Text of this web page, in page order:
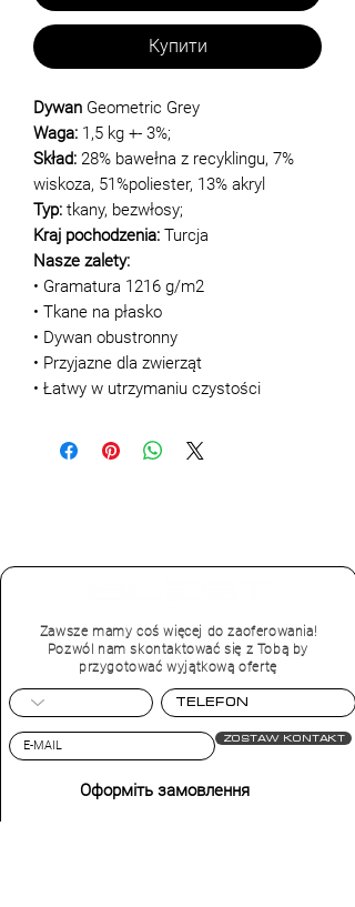
Купити
Dywan Geometric Grey
Waga: 1,5 kg +- 3%;
Skład: 28% bawełna z recyklingu, 7%
wiskoza, 51%poliester, 13% akryl
Typ: tkany, bezwłosy;
Kraj pochodzenia: Turcja
Nasze zalety:
• Gramatura 1216 g/m2
• Tkane na płasko
• Dywan obustronny
• Przyjazne dla zwierząt
• Łatwy w utrzymaniu czystości
Zawsze mamy coś więcej do zaoferowania!
Pozwól nam skontaktować się z Tobą by
przygotować wyjątkową ofertę
Zostaw kontakt
Оформіть замовлення